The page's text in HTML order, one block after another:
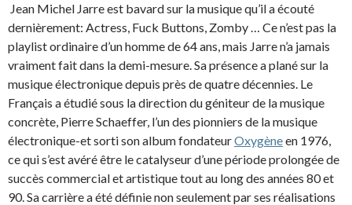
Jean Michel Jarre est bavard sur la musique qu’il a écouté
dernièrement: Actress, Fuck Buttons, Zomby … Ce n’est pas la
playlist ordinaire d’un homme de 64 ans, mais Jarre n’a jamais
vraiment fait dans la demi-mesure. Sa présence a plané sur la
musique électronique depuis près de quatre décennies. Le
Français a étudié sous la direction du géniteur de la musique
concrète, Pierre Schaeffer, l’un des pionniers de la musique
électronique-et sorti son album fondateurOxygèneen 1976,
ce qui s’est avéré être le catalyseur d’une période prolongée de
succès commercial et artistique tout au long des années 80 et
90. Sa carrière a été définie non seulement par ses réalisations